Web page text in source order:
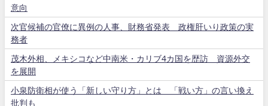
意向
次官候補の官僚に異例の人事、財務省発表 政権肝いり政策の実
務者
茂木外相、メキシコなど中南米・カリブ4カ国を歴訪 資源外交
を展開
小泉防衛相が使う「新しい守り方」とは 「戦い方」の言い換え
批判も